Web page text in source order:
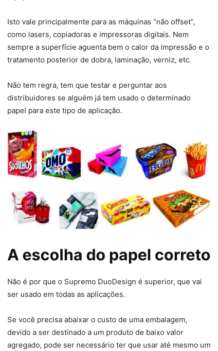
Isto vale principalmente para as máquinas “não offset”,
como lasers, copiadoras e impressoras digitais. Nem
sempre a superfície aguenta bem o calor da impressão e o
tratamento posterior de dobra, laminação, verniz, etc.
Não tem regra, tem que testar e perguntar aos
distribuidores se alguém já tem usado o determinado
papel para este tipo de aplicação.
A escolha do papel correto
Não é por que o Supremo DuoDesign é superior, que vai
ser usado em todas as aplicações.
Se você precisa abaixar o custo de uma embalagem,
devido a ser destinado a um produto de baixo valor
agregado, pode ser necessário ter que usar até mesmo um